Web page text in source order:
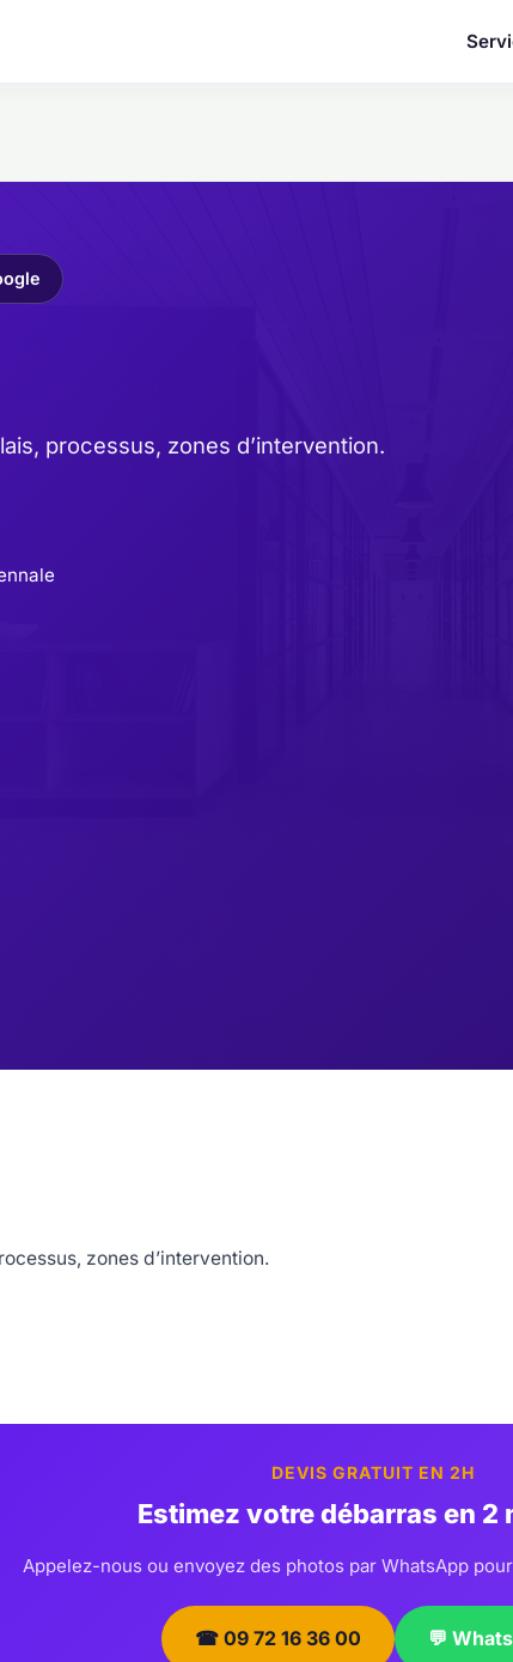
processus, zones d’intervention.
zones d’intervention.
DEVIS GRATUIT EN 2H
Estimez votre débarras en 2
Appelez-nous ou envoyez des photos par WhatsApp
☎ 09 72 16 36 00 💬